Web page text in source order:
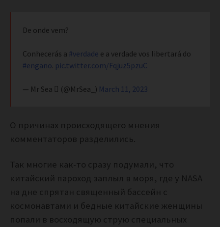
De onde vem?
Conhecerás a #verdade e a verdade vos libertará do
#engano. pic.twitter.com/Fqjuz5pzuC
— Mr Sea  (@MrSea_) March 11, 2023
О причинах происходящего мнения
комментаторов разделились.
Так многие как-то сразу подумали, что
китайский пароход заплыл в моря, где у NASA
на дне спрятан священный бассейн с
космонавтами и бедные китайские женщины
попали в восходящую струю специальных